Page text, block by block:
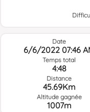
Date
6/6/2022 07:46
Temps total
4:48
Distance
45.69Km
Altitude gagnée
1007m